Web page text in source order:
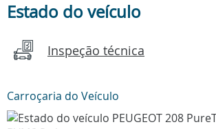
Estado do veículo
Inspeção técnica
Carroçaria do Veículo